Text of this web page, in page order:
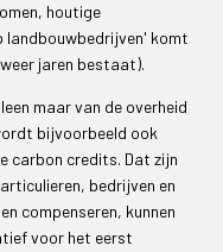
houtige
landbouwbedrijven' komt
jaren bestaat).
maar van de overheid
bijvoorbeeld ook
carbon credits. Dat zijn
bedrijven en
compenseren, kunnen
voor het eerst